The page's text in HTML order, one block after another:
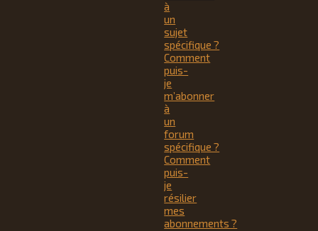
à
un
sujet
spécifique ?
Comment
puis-
je
m’abonner
à
un
forum
spécifique ?
Comment
puis-
je
résilier
mes
abonnements ?